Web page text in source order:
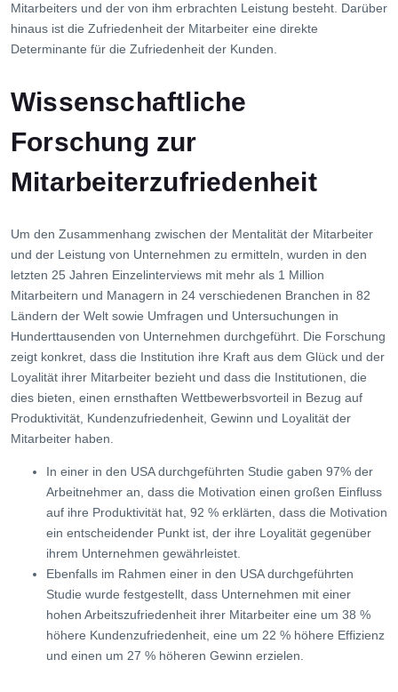
Mitarbeiters und der von ihm erbrachten Leistung besteht. Darüber
hinaus ist die Zufriedenheit der Mitarbeiter eine direkte
Determinante für die Zufriedenheit der Kunden.
Wissenschaftliche
Forschung zur
Mitarbeiterzufriedenheit
Um den Zusammenhang zwischen der Mentalität der Mitarbeiter
und der Leistung von Unternehmen zu ermitteln, wurden in den
letzten 25 Jahren Einzelinterviews mit mehr als 1 Million
Mitarbeitern und Managern in 24 verschiedenen Branchen in 82
Ländern der Welt sowie Umfragen und Untersuchungen in
Hunderttausenden von Unternehmen durchgeführt. Die Forschung
zeigt konkret, dass die Institution ihre Kraft aus dem Glück und der
Loyalität ihrer Mitarbeiter bezieht und dass die Institutionen, die
dies bieten, einen ernsthaften Wettbewerbsvorteil in Bezug auf
Produktivität, Kundenzufriedenheit, Gewinn und Loyalität der
Mitarbeiter haben.
In einer in den USA durchgeführten Studie gaben 97% der
Arbeitnehmer an, dass die Motivation einen großen Einfluss
auf ihre Produktivität hat, 92 % erklärten, dass die Motivation
ein entscheidender Punkt ist, der ihre Loyalität gegenüber
ihrem Unternehmen gewährleistet.
Ebenfalls im Rahmen einer in den USA durchgeführten
Studie wurde festgestellt, dass Unternehmen mit einer
hohen Arbeitszufriedenheit ihrer Mitarbeiter eine um 38 %
höhere Kundenzufriedenheit, eine um 22 % höhere Effizienz
und einen um 27 % höheren Gewinn erzielen.